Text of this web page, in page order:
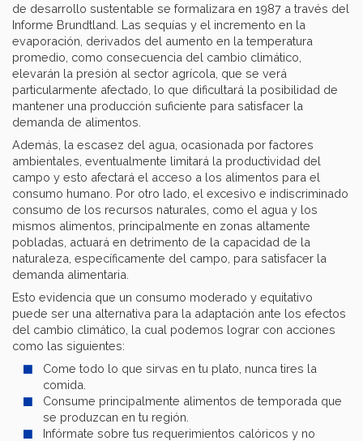
de desarrollo sustentable se formalizara en 1987 a través del
Informe Brundtland. Las sequías y el incremento en la
evaporación, derivados del aumento en la temperatura
promedio, como consecuencia del cambio climático,
elevarán la presión al sector agrícola, que se verá
particularmente afectado, lo que dificultará la posibilidad de
mantener una producción suficiente para satisfacer la
demanda de alimentos.
Además, la escasez del agua, ocasionada por factores
ambientales, eventualmente limitará la productividad del
campo y esto afectará el acceso a los alimentos para el
consumo humano. Por otro lado, el excesivo e indiscriminado
consumo de los recursos naturales, como el agua y los
mismos alimentos, principalmente en zonas altamente
pobladas, actuará en detrimento de la capacidad de la
naturaleza, específicamente del campo, para satisfacer la
demanda alimentaria.
Esto evidencia que un consumo moderado y equitativo
puede ser una alternativa para la adaptación ante los efectos
del cambio climático, la cual podemos lograr con acciones
como las siguientes:
Come todo lo que sirvas en tu plato, nunca tires la
comida.
Consume principalmente alimentos de temporada que
se produzcan en tu región.
Infórmate sobre tus requerimientos calóricos y no